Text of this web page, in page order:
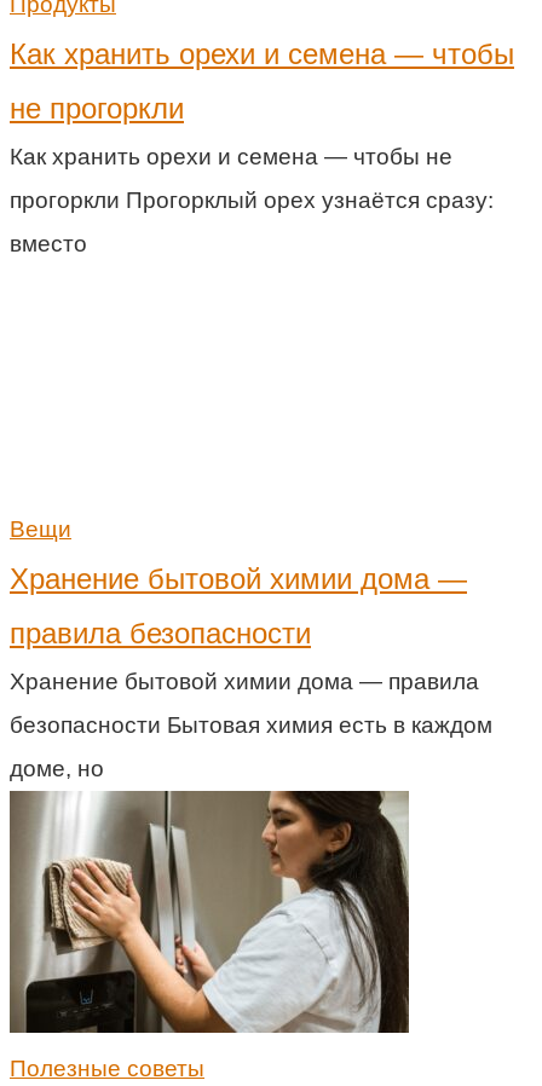
Как хранить орехи и семена — чтобы
не прогоркли
Как хранить орехи и семена — чтобы не
прогоркли Прогорклый орех узнаётся сразу:
вместо
Вещи
Хранение бытовой химии дома —
правила безопасности
Хранение бытовой химии дома — правила
безопасности Бытовая химия есть в каждом
доме, но
Полезные советы